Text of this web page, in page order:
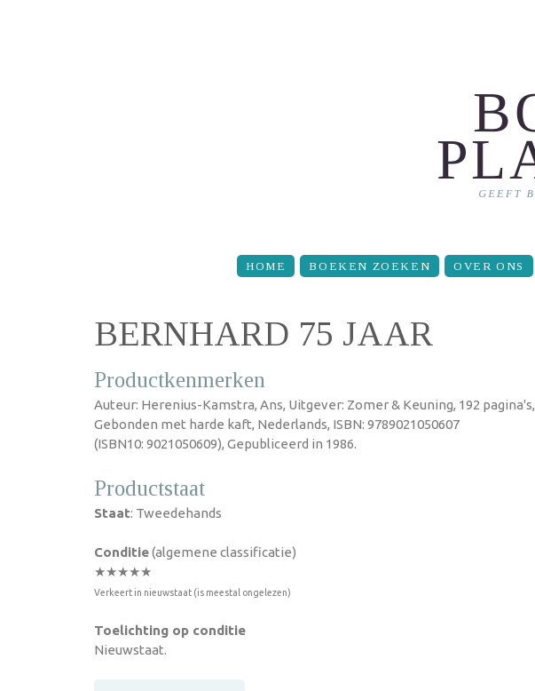
HOME BOEKEN ZOEKEN OVER ONS
BERNHARD 75 JAAR
Productkenmerken
Auteur: Herenius-Kamstra, Ans, Uitgever: Zomer & Keuning, 192 pagina's,
Gebonden met harde kaft, Nederlands, ISBN: 9789021050607
(ISBN10: 9021050609), Gepubliceerd in 1986.
Productstaat
Staat: Tweedehands
Conditie(algemene classificatie)
★★★★★
Verkeert in nieuwstaat (is meestal ongelezen)
Toelichting op conditie
Nieuwstaat.